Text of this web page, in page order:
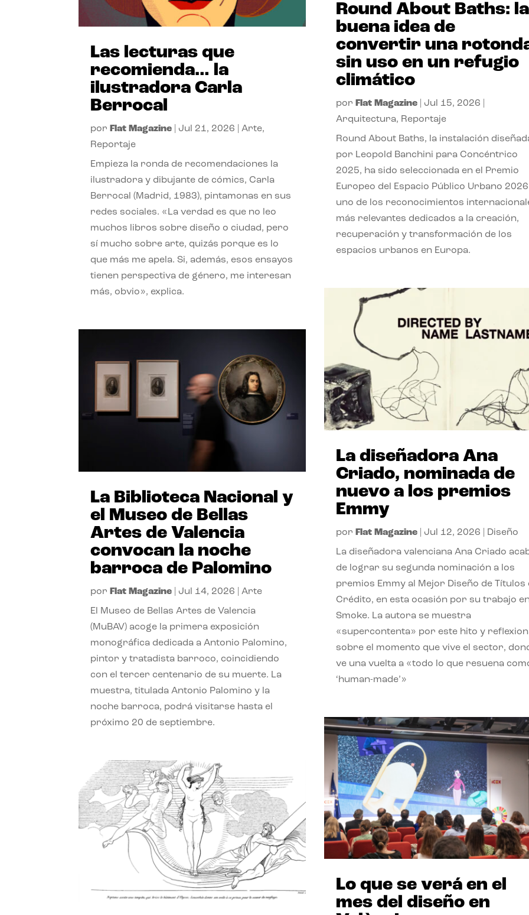
Las lecturas que
recomienda… la
ilustradora Carla
Berrocal
por Flat Magazine Jul 21, 2026 |Arte,
Reportaje
Empieza la ronda de recomendaciones la
ilustradora y dibujante de cómics, Carla
Berrocal (Madrid, 1983), pintamonas en sus
redes sociales. «La verdad es que no leo
muchos libros sobre diseño o ciudad, pero
sí mucho sobre arte, quizás porque es lo
que más me apela. Si, además, esos ensayos
tienen perspectiva de género, me interesan
más, obvio», explica.
La Biblioteca Nacional y
el Museo de Bellas
Artes de Valencia
convocan la noche
barroca de Palomino
por Flat Magazine Jul 14, 2026 |Arte
El Museo de Bellas Artes de Valencia
(MuBAV) acoge la primera exposición
monográfica dedicada a Antonio Palomino,
pintor y tratadista barroco, coincidiendo
con el tercer centenario de su muerte. La
muestra, titulada Antonio Palomino y la
noche barroca, podrá visitarse hasta el
próximo 20 de septiembre.
Round About Baths: la
buena idea de
convertir una
sin uso en un refugio
climático
por Flat Magazine| Jul 15, 2026
Arquitectura, Reportaje
Round About Baths, la instalación
por Leopold Banchini para Concéntrico
2025, ha sido seleccionada en el Premio
Europeo del Espacio Público Urbano
uno de los reconocimientos
más relevantes dedicados a la creación,
recuperación y transformación de los
espacios urbanos en Europa.
La diseñadora Ana
Criado, nominada de
nuevo a los premios
Emmy
por Flat Magazine| Jul 12, 2026 Diseño
La diseñadora valenciana Ana Criado
de lograr su segunda nominación a los
premios Emmy al Mejor Diseño de Títulos
Crédito, en esta ocasión por su trabajo
Smoke. La autora se muestra
«supercontenta» por este hito y
sobre el momento que vive el sector,
ve una vuelta a «todo lo que resuena
‘human-made’»
Lo que se verá en el
mes del diseño en